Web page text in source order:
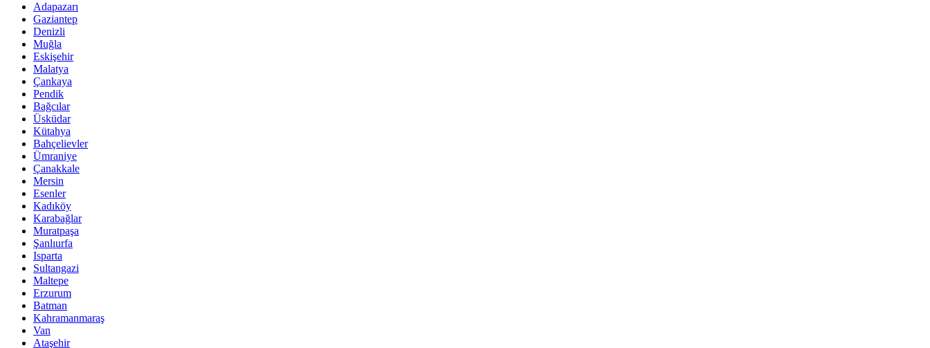
Adapazarı
Gaziantep
Denizli
Muğla
Eskişehir
Malatya
Çankaya
Pendik
Bağcılar
Üsküdar
Kütahya
Bahçelievler
Ümraniye
Çanakkale
Mersin
Esenler
Kadıköy
Karabağlar
Muratpaşa
Şanlıurfa
Isparta
Sultangazi
Maltepe
Erzurum
Batman
Kahramanmaraş
Van
Ataşehir